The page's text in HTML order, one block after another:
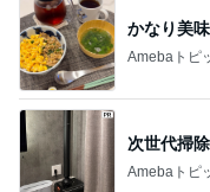
かなり美
Amebaトピ
次世代掃
Amebaトピ